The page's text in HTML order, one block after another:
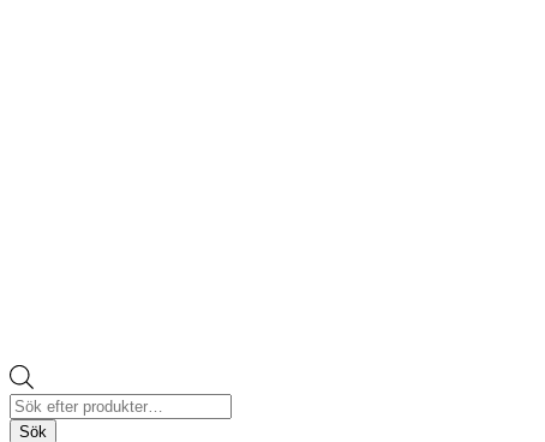
Produktsökning
Sök